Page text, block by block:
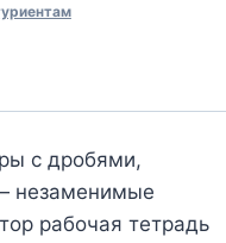
с дробями,
незаменимые
рабочая тетрадь